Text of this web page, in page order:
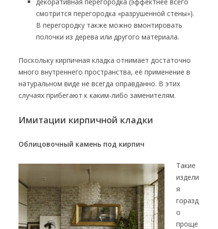
смотрится перегородка «разрушенной стены»).
В перегородку также можно вмонтировать
полочки из дерева или другого материала.
Поскольку кирпичная кладка отнимает достаточно
много внутреннего пространства, её применение в
натуральном виде не всегда оправданно. В этих
случаях прибегают к каким-либо заменителям.
Имитации кирпичной кладки
Облицовочный камень под кирпич
Такие
издели
я
горазд
о
проще